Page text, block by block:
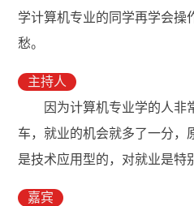
学计算机专业的同学再学会操
愁。
主持人
因为计算机专业学的人非
车，就业的机会就多了一分，
是技术应用型的，对就业是特
嘉宾